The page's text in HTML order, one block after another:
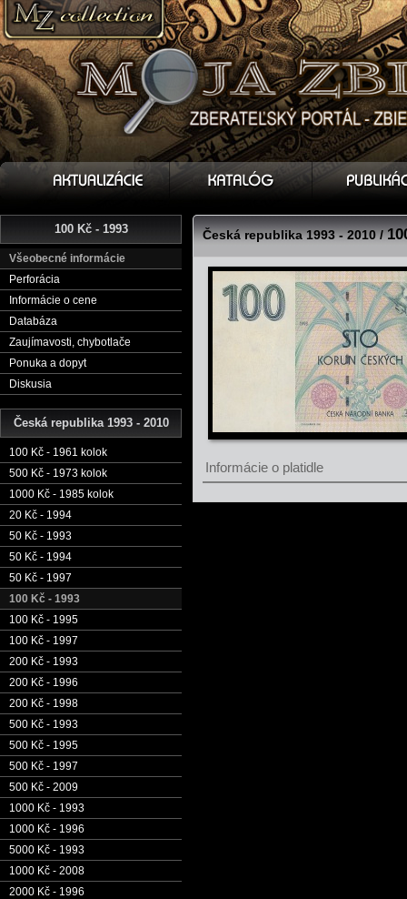
100 Kč - 1993
Všeobecné informácie
Perforácia
Informácie o cene
Databáza
Zaujímavosti, chybotlače
Ponuka a dopyt
Diskusia
Česká republika 1993 - 2010
100 Kč - 1961 kolok
500 Kč - 1973 kolok
1000 Kč - 1985 kolok
20 Kč - 1994
50 Kč - 1993
50 Kč - 1994
50 Kč - 1997
100 Kč - 1993
100 Kč - 1995
100 Kč - 1997
200 Kč - 1993
200 Kč - 1996
200 Kč - 1998
500 Kč - 1993
500 Kč - 1995
500 Kč - 1997
500 Kč - 2009
1000 Kč - 1993
1000 Kč - 1996
5000 Kč - 1993
1000 Kč - 2008
2000 Kč - 1996
Česká republika 1993 - 2010 /
Informácie o platidle